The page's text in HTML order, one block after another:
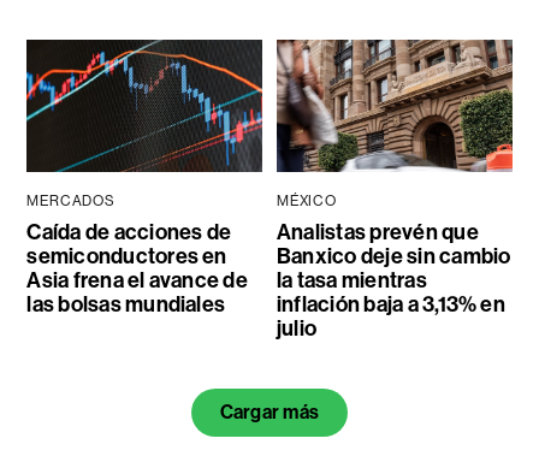
MERCADOS
Caída de acciones de
semiconductores en
Asia frena el avance de
las bolsas mundiales
MÉXICO
Analistas prevén que
Banxico deje sin cambio
la tasa mientras
inflación baja a 3,13% en
julio
Cargar más